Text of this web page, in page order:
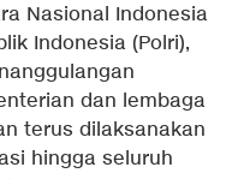
Nasional Indonesia
Indonesia (Polri),
dan lembaga
terus dilaksanakan
hingga seluruh